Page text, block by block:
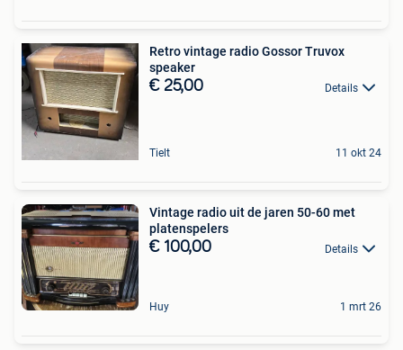
Retro vintage radio Gossor Truvox
speaker
€ 25,00 Details
Tielt 11 okt 24
Vintage radio uit de jaren 50-60 met
platenspelers
€ 100,00 Details
Huy 1 mrt 26